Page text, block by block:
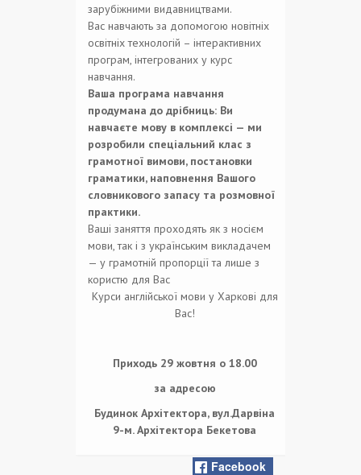
зарубіжними видавництвами.
Вас навчають за допомогою новітніх
освітніх технологій – інтерактивних
програм, інтегрованих у курс
навчання.
Ваша програма навчання
продумана до дрібниць: Ви
навчаєте мову в комплексі — ми
розробили спеціальний клас з
грамотної вимови, постановки
граматики, наповнення Вашого
словникового запасу та розмовної
практики.
Ваші заняття проходять як з носієм
мови, так і з українським викладачем
— у грамотній пропорції та лише з
користю для Вас
Курси англійської мови у Харкові для
Вас!
Приходь 29 жовтня о 18.00
за адресою
Будинок Архітектора, вул.Дарвіна
9-м. Архітектора Бекетова
Facebook